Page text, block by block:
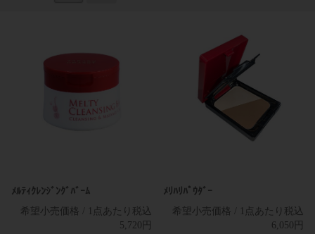
ﾒﾙﾃｨｸﾚﾝｼﾞﾝｸﾞﾊﾞｰﾑ
希望小売価格 / 1点あたり税込
5,720円
ﾒﾘﾊﾘﾊﾟｳﾀﾞｰ
希望小売価格 / 1点あたり税込
6,050円